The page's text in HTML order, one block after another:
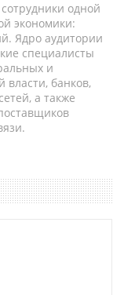
одной
экономики:
Ядро аудитории
специалисты
и
власти, банков,
а также